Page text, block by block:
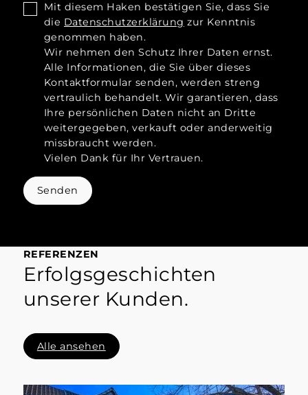
Mit diesem Haken bestätigen Sie, dass Sie
die Datenschutzerklärung zur Kenntnis
genommen haben.
Wir nehmen den Schutz Ihrer Daten ernst.
Alle Informationen, die Sie über dieses
Kontaktformular senden, werden streng
vertraulich behandelt. Wir garantieren, dass
Ihre persönlichen Daten nicht an Dritte
weitergegeben, verkauft oder anderweitig
missbraucht werden.
Vielen Dank für Ihr Vertrauen.
Senden
REFERENZEN
Erfolgsgeschichten
unserer Kunden.
Alle ansehen